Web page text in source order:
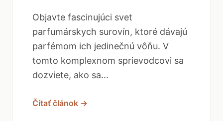
Objavte fascinujúci svet
parfumárskych surovín, ktoré dávajú
parfémom ich jedinečnú vôňu. V
tomto komplexnom sprievodcovi sa
dozviete, ako sa...
Čítať článok →